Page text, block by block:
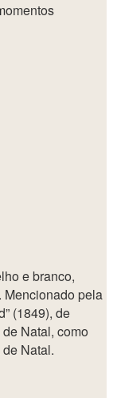
e branco,
Mencionado pela
(1849), de
Natal, como
Natal.